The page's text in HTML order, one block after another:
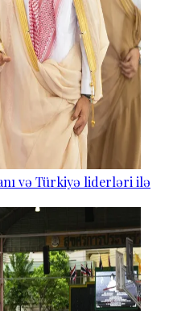
və Türkiyə liderləri ilə